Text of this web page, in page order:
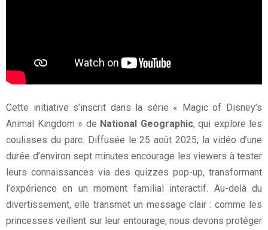
Cette initiative s’inscrit dans la série « Magic of Disney’s
Animal Kingdom » de National Geographic, qui explore les
coulisses du parc. Diffusée le 25 août 2025, la vidéo d’une
durée d’environ sept minutes encourage les viewers à tester
leurs connaissances via des quizzes pop-up, transformant
l’expérience en un moment familial interactif. Au-delà du
divertissement, elle transmet un message clair : comme les
princesses veillent sur leur entourage, nous devons protéger